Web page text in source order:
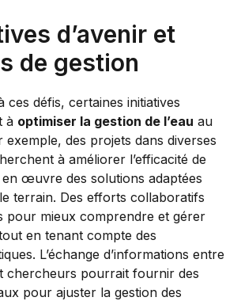
d’avenir et
de gestion
ces défis, certaines initiatives
à optimiser la gestion de l’eau au
exemple, des projets dans diverses
à améliorer l’efficacité de
en œuvre des solutions adaptées
terrain. Des efforts collaboratifs
pour mieux comprendre et gérer
en tenant compte des
L’échange d’informations entre
chercheurs pourrait fournir des
pour ajuster la gestion des